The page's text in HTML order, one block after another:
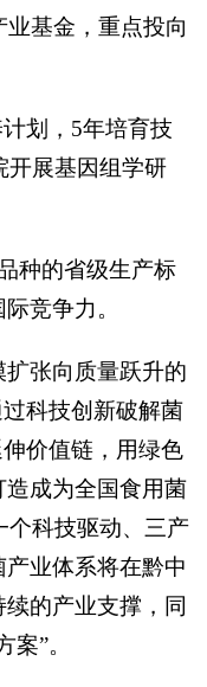
基金，重点投向
划，5年培育技
开展基因组学研
种的省级生产标
竞争力。
张向质量跃升的
科技创新破解菌
价值链，用绿色
成为全国食用菌
个科技驱动、三产
业体系将在黔中
的产业支撑，同
”。